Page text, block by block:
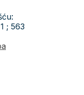
; 563